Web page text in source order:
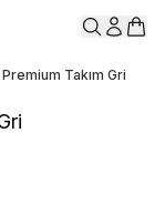
Takım Gri